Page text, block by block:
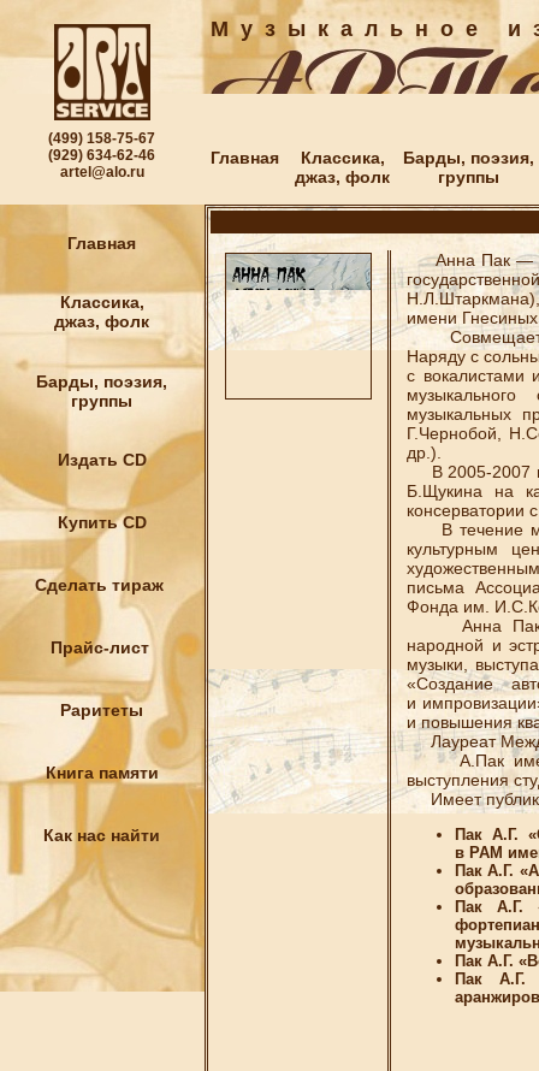
(499) 158-75-67
(929) 634-62-46
artel@alo.ru
М у з ы к а л ь н о е и
Главная
Классика,
джаз, фолк
Барды, поэзия,
группы
Главная
Классика,
джаз, фолк
Барды, поэзия,
группы
Издать CD
Купить CD
Сделать тираж
Прайс-лист
Раритеты
Книга памяти
Как нас найти
Анна Пак —
имени
Совмещает
Наряду с
с вокалистами
музыкальных
Г.Чернобой,
др.).
В 2005-2007
Б.Щукина на
консерватории
В течение
культурным
письма
Фонда им.
Анна Пак
народной и
музыки,
«Создание
и
и повышения
Лауреат
А.Пак имеет
выступления
Имеет
Пак А.Г.
в РАМ
Пак А.Г.
Пак А.Г.
Пак А.Г.
Пак А.Г.